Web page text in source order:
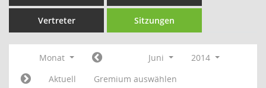
Vertreter Sitzungen
Monat Juni
2014
Aktuell
Gremium auswählen